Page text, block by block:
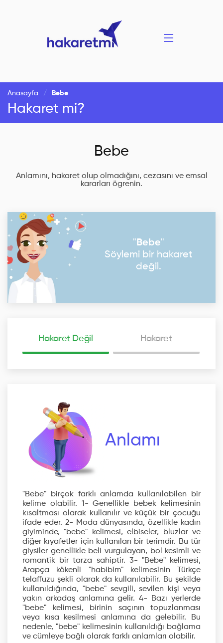
Anasayfa Bebe
Hakaret mi?
Bebe
Anlamını, hakaret olup olmadığını, cezasını ve emsal
kararları ögrenin.
"Bebe"
Söylemi bir hakaret
değil.
Hakaret Değil Hakaret
Anlamı
"Bebe" birçok farklı anlamda kullanılabilen bir
kelime olabilir. 1- Genellikle bebek kelimesinin
kısaltması olarak kullanılır ve küçük bir çocuğu
ifade eder. 2- Moda dünyasında, özellikle kadın
giyiminde, "bebe" kelimesi, elbiseler, bluzlar ve
diğer kıyafetler için kullanılan bir terimdir. Bu tür
giysiler genellikle beli vurgulayan, bol kesimli ve
romantik bir tarza sahiptir. 3- "Bebe" kelimesi,
Arapça kökenli "habibim" kelimesinin Türkçe
telaffuzu şekli olarak da kullanılabilir. Bu şekilde
kullanıldığında, "bebe" sevgili, sevilen kişi veya
yakın arkadaş anlamına gelir. 4- Bazı yerlerde
"bebe" kelimesi, birinin saçının topuzlanması
veya kısa kesilmesi anlamına da gelebilir. Bu
nedenle, "bebe" kelimesinin kullanıldığı bağlama
ve cümleye bağlı olarak farklı anlamları olabilir.